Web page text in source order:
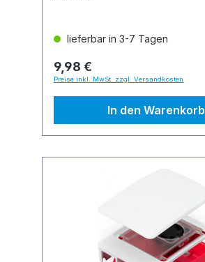
lieferbar in 3-7 Tagen
9,98 €
Preise inkl. MwSt. zzgl. Versandkosten
In den Warenkorb